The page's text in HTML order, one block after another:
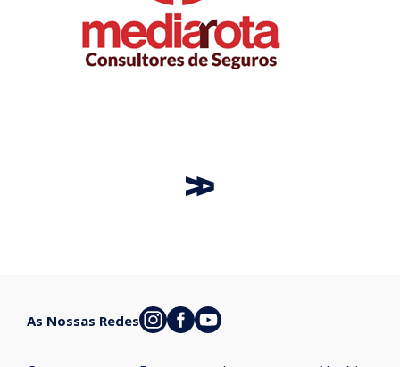
As Nossas Redes